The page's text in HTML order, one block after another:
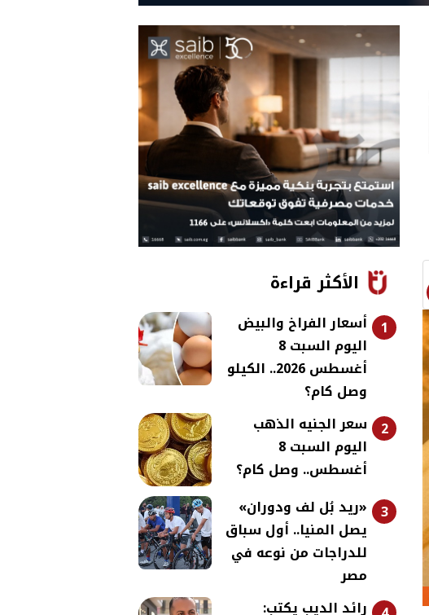
الأكثر قراءة
1
أسعار الفراخ والبيض
اليوم السبت 8
أغسطس 2026.. الكيلو
وصل كام؟
2
سعر الجنيه الذهب
اليوم السبت 8
أغسطس.. وصل كام؟
3 «ريد بُل لف ودوران»
يصل المنيا.. أول سباق
للدراجات من نوعه في
مصر
رائد الديب يكتب: